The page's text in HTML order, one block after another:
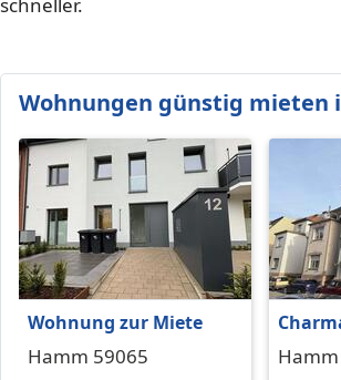
Wohnungen günstig mieten
Wohnung zur Miete
Hamm 59065